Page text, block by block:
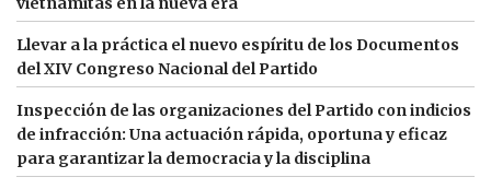
Llevar a la práctica el nuevo espíritu de los Documentos
del XIV Congreso Nacional del Partido
Inspección de las organizaciones del Partido con indicios
de infracción: Una actuación rápida, oportuna y eficaz
para garantizar la democracia y la disciplina